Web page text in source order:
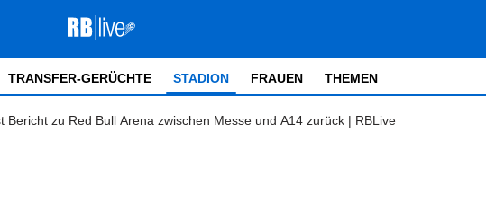
TRANSFER-GERÜCHTE STADION FRAUEN THEMEN
Bericht zu Red Bull Arena zwischen Messe und A14 zurück | RBLive